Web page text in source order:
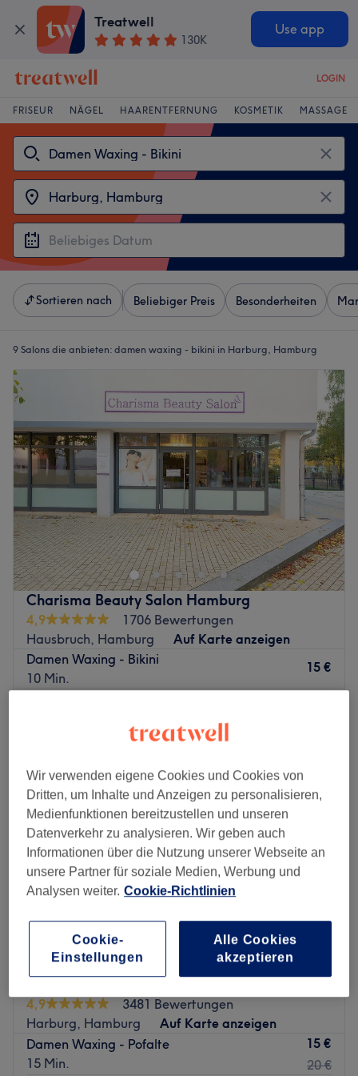
Treatwell
130K
Use app
LOGIN
FRISEUR NÄGEL HAARENTFERNUNG KOSMETIK MASSAGE
Sortieren nach Beliebiger Preis Besonderheiten
9 Salons die anbieten: damen waxing - bikini in Harburg, Hamburg
Charisma Beauty Salon Hamburg
4,9
1706 Bewertungen
Hausbruch, Hamburg
Auf Karte anzeigen
Damen Waxing - Bikini
10 Min.
15 €
Mittwoch
09:00– 19:00
Donnerstag
09:00–19:00
Freitag
09:00–19:00
Samstag
08:30–14:00
Sonntag
Geschlossen
Eine gute Behandlung ist das A&O eines gepflegten
Beauty Salon direkt in Hamburg-Hausbruch. Hier kommt
man auf den Genuss erstklassiger
Gesichtsbehandlungen, gepflegter Nägel und vielem
persönlichen Wunschtermin online und bequem über
Treatwell.
Am Rehrstieg 16d hat Inhaberin Ebru einen Ort
4,9
3481 Bewertungen
Harburg, Hamburg
Auf Karte anzeigen
Damen Waxing - Pofalte
15 Min.
15 €
20 €
Wir verwenden eigene Cookies und Cookies von
Dritten, um Inhalte und Anzeigen zu personalisieren,
Medienfunktionen bereitzustellen und unseren
Datenverkehr zu analysieren. Wir geben auch
Informationen über die Nutzung unserer Webseite an
unsere Partner für soziale Medien, Werbung und
Analysen weiter. Cookie-Richtlinien
Cookie-
Einstellungen
Alle Cookies
akzeptieren